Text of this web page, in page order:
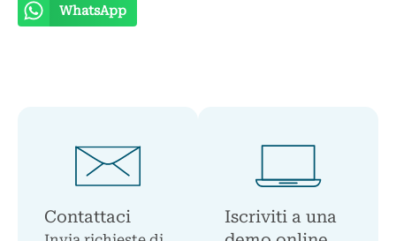
WhatsApp
Contattaci
Iscriviti a una